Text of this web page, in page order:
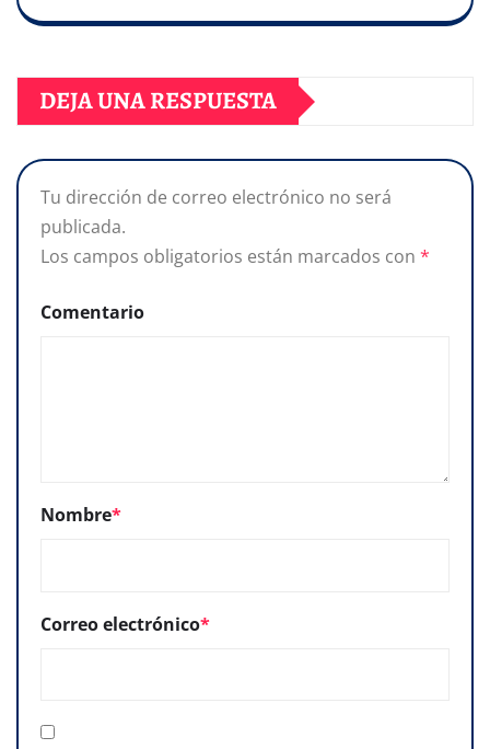
DEJA UNA RESPUESTA
Tu dirección de correo electrónico no será
publicada.
Los campos obligatorios están marcados con *
Comentario
Nombre*
Correo electrónico*